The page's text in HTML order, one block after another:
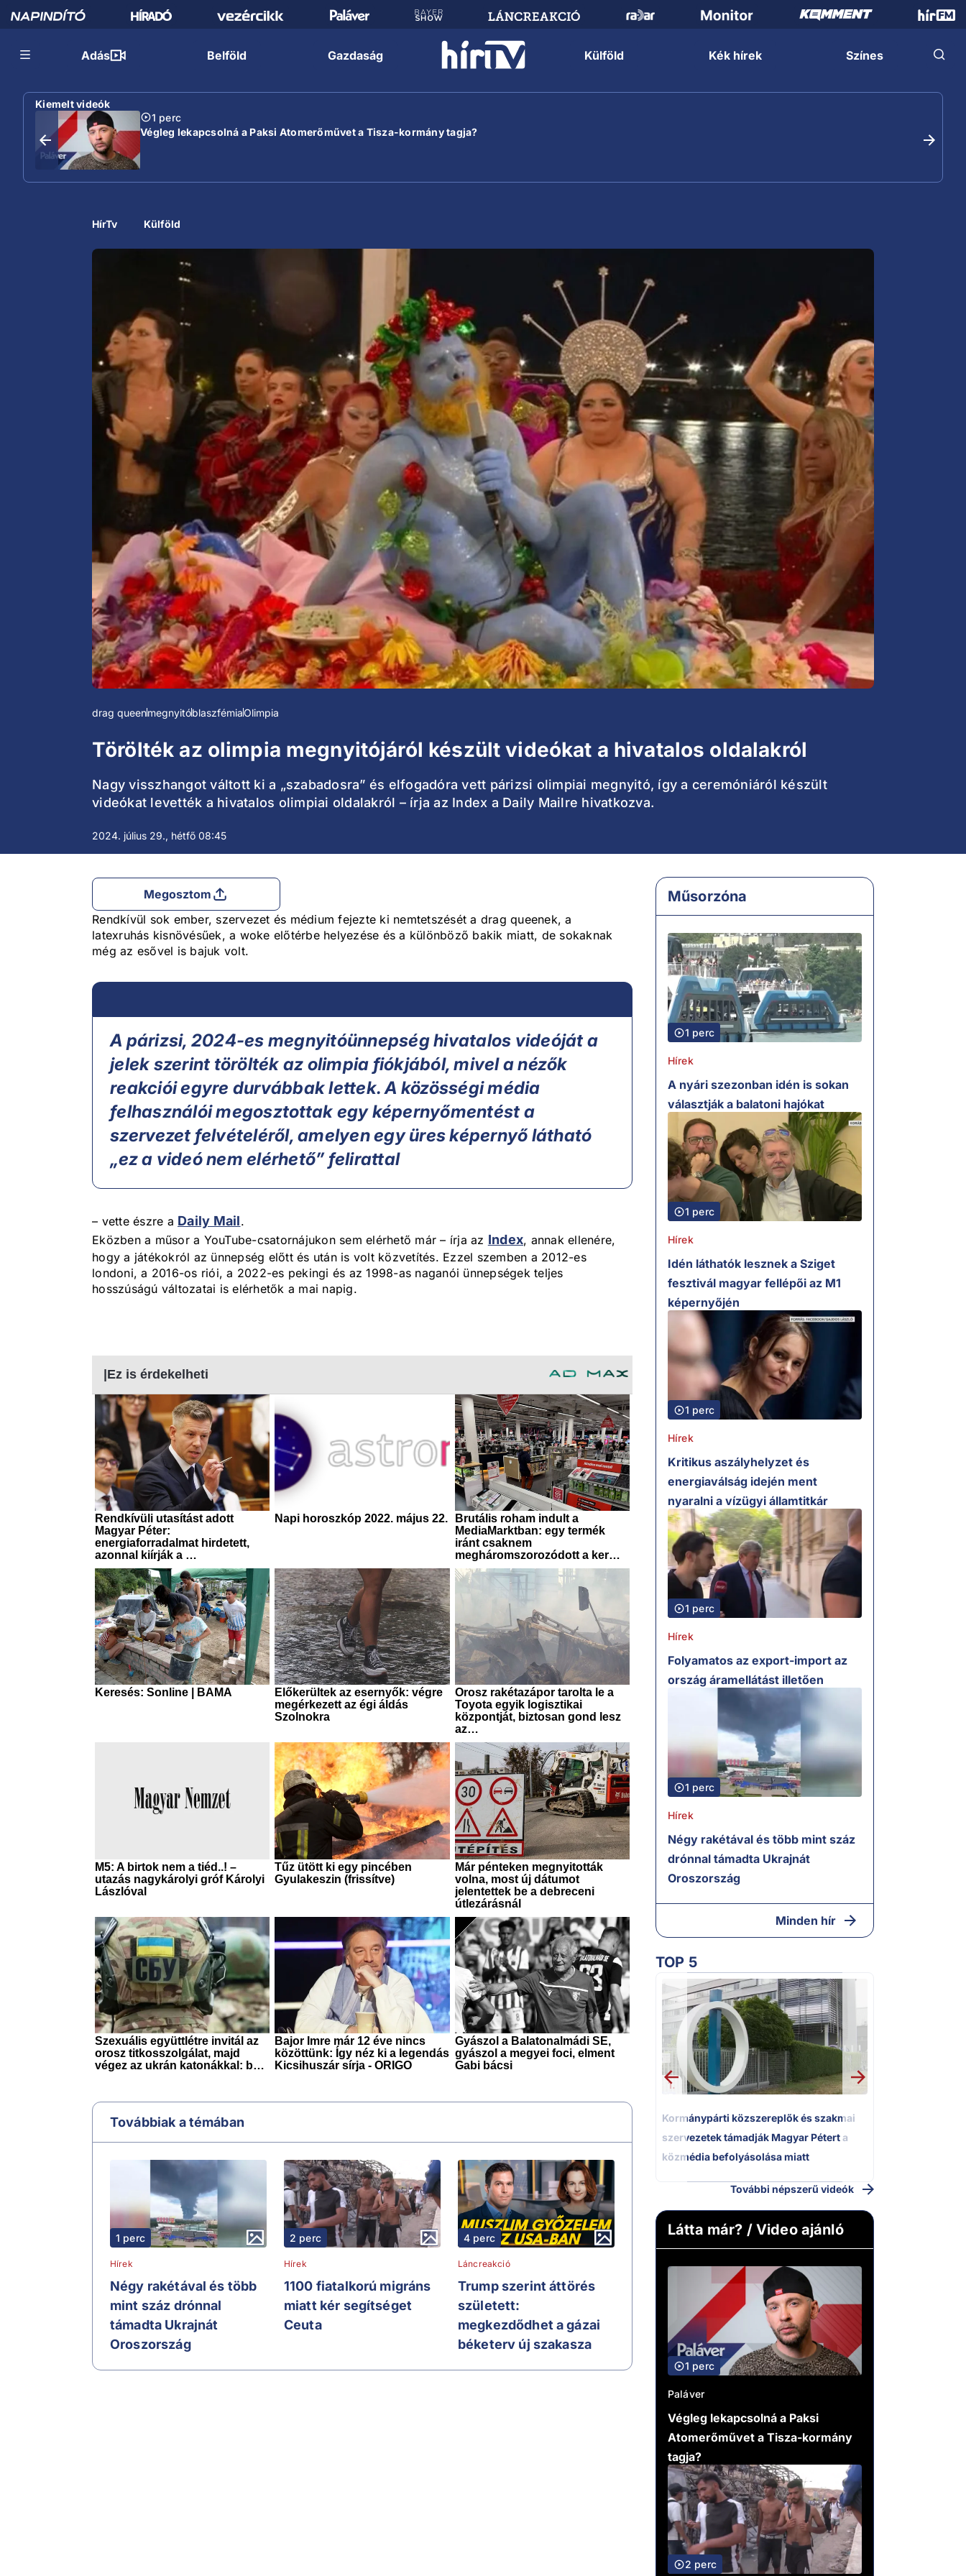
Adás Belföld Gazdaság Külföld Kék hírek Színes
Kiemelt videók
1 perc
Végleg lekapcsolná a Paksi Atomerőművet a Tisza-kormány tagja?
HírTv Külföld
drag queenmegnyitóblaszfémiaOlimpia
Törölték az olimpia megnyitójáról készült videókat a hivatalos oldalakról
Nagy visszhangot váltott ki a „szabadosra” és elfogadóra vett párizsi olimpiai megnyitó, így a ceremóniáról készült
videókat levették a hivatalos olimpiai oldalakról – írja az Index a Daily Mailre hivatkozva.
2024. július 29., hétfő 08:45
Megosztom
Rendkívül sok ember, szervezet és médium fejezte ki nemtetszését a drag queenek, a
latexruhás kisnövésűek, a woke előtérbe helyezése és a különböző bakik miatt, de sokaknak
még az esővel is bajuk volt.
A párizsi, 2024-es megnyitóünnepség hivatalos videóját a
jelek szerint törölték az olimpia fiókjából, mivel a nézők
reakciói egyre durvábbak lettek. A közösségi média
felhasználói megosztottak egy képernyőmentést a
szervezet felvételéről, amelyen egy üres képernyő látható
„ez a videó nem elérhető” felirattal
– vette észre a Daily Mail.
Eközben a műsor a YouTube-csatornájukon sem elérhető már – írja az Index, annak ellenére,
hogy a játékokról az ünnepség előtt és után is volt közvetítés. Ezzel szemben a 2012-es
londoni, a 2016-os riói, a 2022-es pekingi és az 1998-as naganói ünnepségek teljes
hosszúságú változatai is elérhetők a mai napig.
Továbbiak a témában
1 perc
Hírek
Négy rakétával és több
mint száz drónnal
támadta Ukrajnát
Oroszország
2 perc
Hírek
1100 fiatalkorú migráns
miatt kér segítséget
Ceuta
4 perc
Láncreakció
Trump szerint áttörés
született:
megkezdődhet a gázai
béketerv új szakasza
Műsorzóna
1 perc
Hírek
A nyári szezonban idén is sokan
választják a balatoni hajókat
1 perc
Hírek
Idén láthatók lesznek a Sziget
fesztivál magyar fellépői az M1
képernyőjén
1 perc
Hírek
Kritikus aszályhelyzet és
energiaválság idején ment
nyaralni a vízügyi államtitkár
1 perc
Hírek
Folyamatos az export-import az
ország áramellátást illetően
1 perc
Hírek
Négy rakétával és több mint száz
drónnal támadta Ukrajnát
Oroszország
Minden hír
TOP 5
1.
Kormánypárti közszereplők és szakmai
szervezetek támadják Magyar Pétert a
közmédia befolyásolása miatt
További népszerű videók
Látta már? / Video ajánló
1 perc
Paláver
Végleg lekapcsolná a Paksi
Atomerőművet a Tisza-kormány
tagja?
2 perc